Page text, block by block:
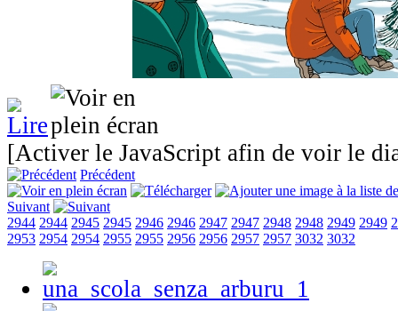
[Activer le JavaScript afin de voir le
Précédent
Suivant
2944 2944 2945 2945 2946 2946 2947 2947 2948 2948 2949 2949
2953 2954 2954 2955 2955 2956 2956 2957 2957 3032 3032